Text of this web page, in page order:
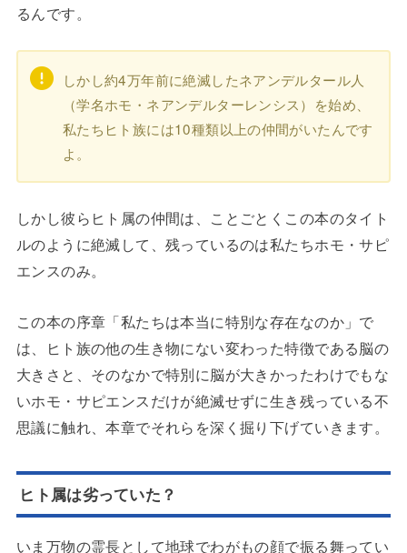
るんです。
しかし約4万年前に絶滅したネアンデルタール人
（学名ホモ・ネアンデルターレンシス）を始め、
私たちヒト族には10種類以上の仲間がいたんです
よ。
しかし彼らヒト属の仲間は、ことごとくこの本のタイト
ルのように絶滅して、残っているのは私たちホモ・サピ
エンスのみ。
この本の序章「私たちは本当に特別な存在なのか」で
は、ヒト族の他の生き物にない変わった特徴である脳の
大きさと、そのなかで特別に脳が大きかったわけでもな
いホモ・サピエンスだけが絶滅せずに生き残っている不
思議に触れ、本章でそれらを深く掘り下げていきます。
ヒト属は劣っていた？
いま万物の霊長として地球でわがもの顔で振る舞ってい